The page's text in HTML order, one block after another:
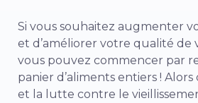
Si vous souhaitez augmenter
et d’améliorer votre qualité de
vous pouvez commencer par
panier d’aliments entiers !
et la lutte contre le